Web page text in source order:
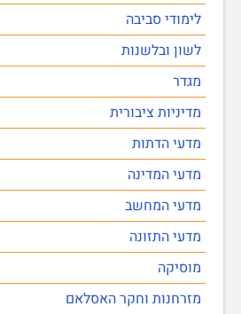
לימודי סביבה
לשון ובלשנות
מגדר
מדיניות ציבורית
מדעי הדתות
מדעי המדינה
מדעי המחשב
מדעי התזונה
מוסיקה
מזרחנות וחקר האסלאם